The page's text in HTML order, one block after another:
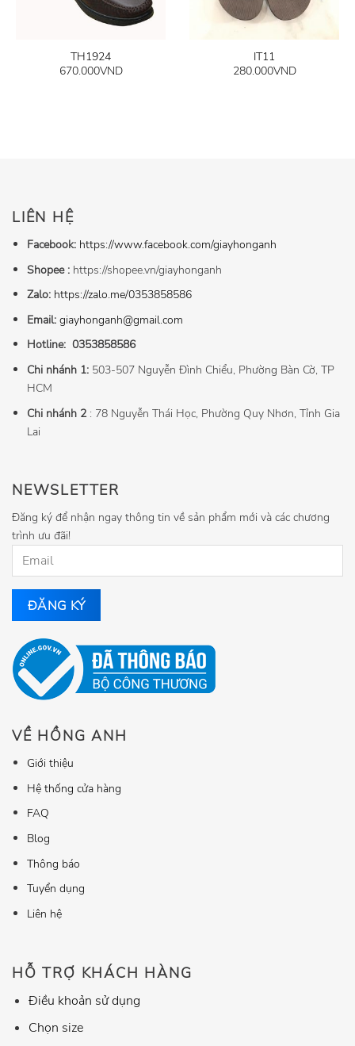
TH1924
670.000VND
IT11
280.000VND
NEWSLETTER
Đăng ký để nhận ngay thông tin về sản phẩm mới và các chương
trình ưu đãi!
VỀ HỒNG ANH
Giới thiệu
Hệ thống cửa hàng
FAQ
Blog
Thông báo
Tuyển dụng
Liên hệ
HỖ TRỢ KHÁCH HÀNG
Điều khoản sử dụng
Chọn size
LIÊN HỆ
Facebook: https://www.facebook.com/giayhonganh
Shopee : https://shopee.vn/giayhonganh
Zalo: https://zalo.me/0353858586
Email: giayhonganh@gmail.com
Hotline: 0353858586
Chi nhánh 1: 503-507 Nguyễn Đình Chiểu, Phường Bàn Cờ, TP
HCM
Chi nhánh 2: 78 Nguyễn Thái Học, Phường Quy Nhơn, Tỉnh Gia
Lai